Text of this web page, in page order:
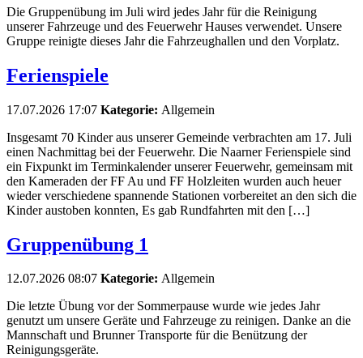
Die Gruppenübung im Juli wird jedes Jahr für die Reinigung
unserer Fahrzeuge und des Feuerwehr Hauses verwendet. Unsere
Gruppe reinigte dieses Jahr die Fahrzeughallen und den Vorplatz.
Ferienspiele
17.07.2026 17:07 Kategorie: Allgemein
Insgesamt 70 Kinder aus unserer Gemeinde verbrachten am 17. Juli
einen Nachmittag bei der Feuerwehr. Die Naarner Ferienspiele sind
ein Fixpunkt im Terminkalender unserer Feuerwehr, gemeinsam mit
den Kameraden der FF Au und FF Holzleiten wurden auch heuer
wieder verschiedene spannende Stationen vorbereitet an den sich die
Kinder austoben konnten, Es gab Rundfahrten mit den […]
Gruppenübung 1
12.07.2026 08:07 Kategorie: Allgemein
Die letzte Übung vor der Sommerpause wurde wie jedes Jahr
genutzt um unsere Geräte und Fahrzeuge zu reinigen. Danke an die
Mannschaft und Brunner Transporte für die Benützung der
Reinigungsgeräte.